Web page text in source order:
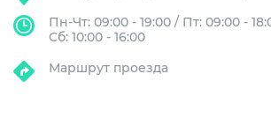
Пн-Чт: 09:00 - 19:00 / Пт: 09:00 -
Сб: 10:00 - 16:00
Маршрут проезда